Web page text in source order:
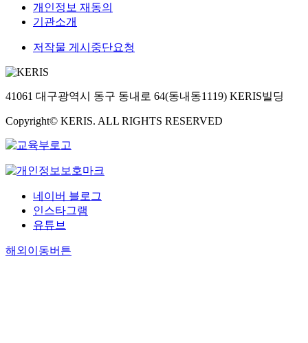
개인정보 재동의
기관소개
저작물 게시중단요청
41061 대구광역시 동구 동내로 64(동내동1119) KERIS빌딩
Copyright© KERIS. ALL RIGHTS RESERVED
네이버 블로그
인스타그램
유튜브
해외이동버튼